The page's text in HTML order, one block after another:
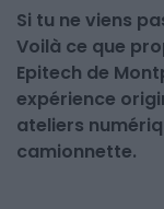
Si tu ne viens
Voilà ce que
Epitech de
expérience
ateliers
camionnette.